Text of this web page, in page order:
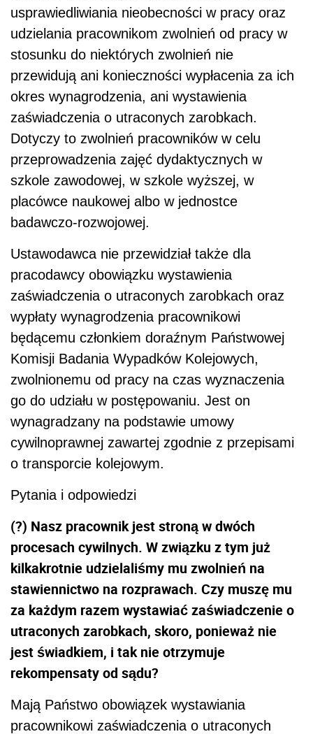
usprawiedliwiania nieobecności w pracy oraz
udzielania pracownikom zwolnień od pracy w
stosunku do niektórych zwolnień nie
przewidują ani konieczności wypłacenia za ich
okres wynagrodzenia, ani wystawienia
zaświadczenia o utraconych zarobkach.
Dotyczy to zwolnień pracowników w celu
przeprowadzenia zajęć dydaktycznych w
szkole zawodowej, w szkole wyższej, w
placówce naukowej albo w jednostce
badawczo-rozwojowej.
Ustawodawca nie przewidział także dla
pracodawcy obowiązku wystawienia
zaświadczenia o utraconych zarobkach oraz
wypłaty wynagrodzenia pracownikowi
będącemu członkiem doraźnym Państwowej
Komisji Badania Wypadków Kolejowych,
zwolnionemu od pracy na czas wyznaczenia
go do udziału w postępowaniu. Jest on
wynagradzany na podstawie umowy
cywilnoprawnej zawartej zgodnie z przepisami
o transporcie kolejowym.
Pytania i odpowiedzi
(?) Nasz pracownik jest stroną w dwóch
procesach cywilnych. W związku z tym już
kilkakrotnie udzielaliśmy mu zwolnień na
stawiennictwo na rozprawach. Czy muszę mu
za każdym razem wystawiać zaświadczenie o
utraconych zarobkach, skoro, ponieważ nie
jest świadkiem, i tak nie otrzymuje
rekompensaty od sądu?
Mają Państwo obowiązek wystawiania
pracownikowi zaświadczenia o utraconych